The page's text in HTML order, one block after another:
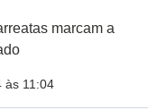
marcam a
às 11:04